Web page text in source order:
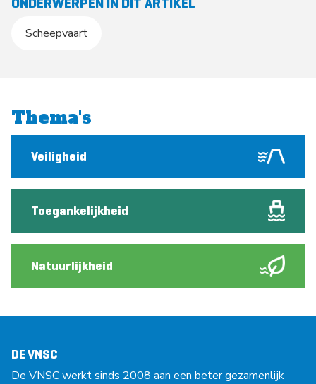
Scheepvaart
Thema's
Veiligheid
Toegankelijkheid
Natuurlijkheid
DE VNSC
De VNSC werkt sinds 2008 aan een beter gezamenlijk